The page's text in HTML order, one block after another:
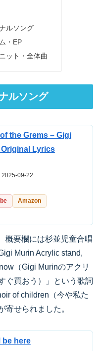
ルソング
・EP
ット・全体曲
ルソング
the Grems – Gigi
Original Lyrics
2025-09-22
Amazon
概要欄には杉並児童合唱
Murin Acrylic stand,
（Gigi Murinのアクリ
ぐ買おう）」という歌詞
of children（今や私た
寄せられました。
be here